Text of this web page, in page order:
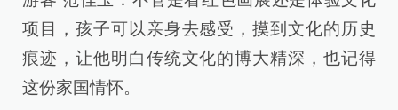
项目，孩子可以亲身去感受，摸到文化的历史
痕迹，让他明白传统文化的博大精深，也记得
这份家国情怀。